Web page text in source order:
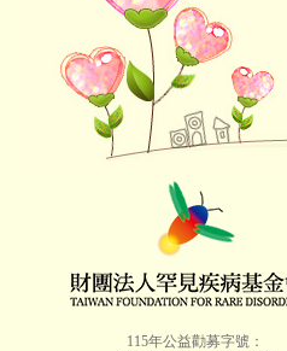
115年公益勸募字號：